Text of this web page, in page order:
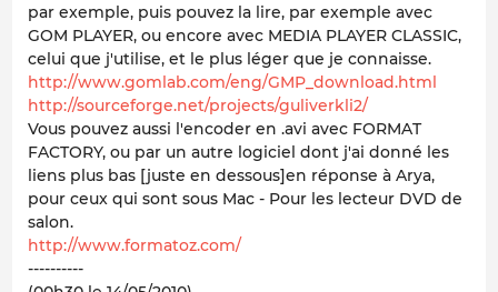
par exemple, puis pouvez la lire, par exemple avec
GOM PLAYER, ou encore avec MEDIA PLAYER CLASSIC,
celui que j'utilise, et le plus léger que je connaisse.
http://www.gomlab.com/eng/GMP_download.html
http://sourceforge.net/projects/guliverkli2/
Vous pouvez aussi l'encoder en .avi avec FORMAT
FACTORY, ou par un autre logiciel dont j'ai donné les
liens plus bas [juste en dessous]en réponse à Arya,
pour ceux qui sont sous Mac - Pour les lecteur DVD de
salon.
http://www.formatoz.com/
----------